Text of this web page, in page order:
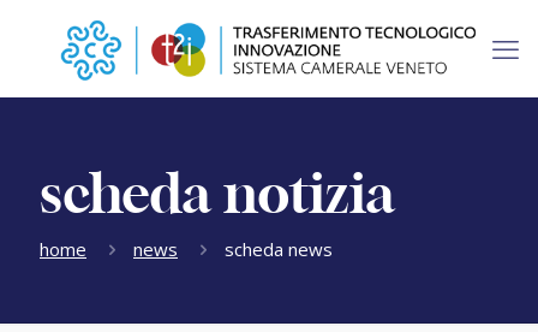
scheda notizia
home news scheda news